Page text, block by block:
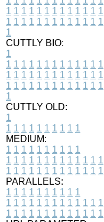
1 1 1 1 1 1 1 1 1 1 1 1 1
1 1 1 1 1 1 1 1 1 1 1 1 1
1
CUTTLY BIO:
1
1 1 1 1 1 1 1 1 1 1 1 1 1
1 1 1 1 1 1 1 1 1 1 1 1 1
1 1 1 1 1 1 1 1 1 1 1 1 1
1
CUTTLY OLD:
1
1 1 1 1 1 1 1 1 1 1
MEDIUM:
1 1 1 1 1 1 1 1 1 1
1 1 1 1 1 1 1 1 1 1 1 1 1
1 1 1 1 1 1 1 1 1 1 1 1 1
PARALLELS:
1 1 1 1 1 1 1 1 1 1
1 1 1 1 1 1 1 1 1 1 1 1 1
1 1 1 1 1 1 1 1 1 1 1 1 1